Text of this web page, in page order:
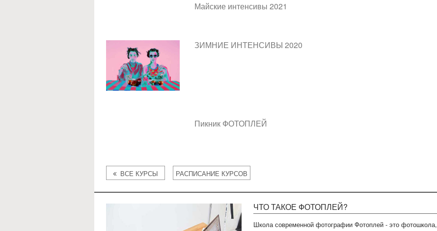
Майские интенсивы 2021
ЗИМНИЕ ИНТЕНСИВЫ 2020
Пикник ФОТОПЛЕЙ
ВСЕ КУРСЫ РАСПИСАНИЕ КУРСОВ
ЧТО ТАКОЕ ФОТОПЛЕЙ?
Школа современной фотографии Фотоплей - это фотошкола,